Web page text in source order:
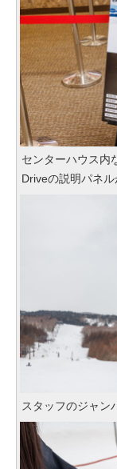
センターハウス内
Driveの説明パネ
スタッフのジャン